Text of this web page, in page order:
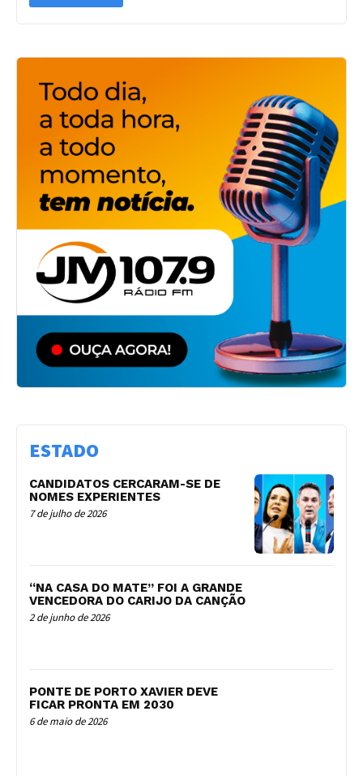
ESTADO
CANDIDATOS CERCARAM-SE DE
NOMES EXPERIENTES
7 de julho de 2026
“NA CASA DO MATE” FOI A GRANDE
VENCEDORA DO CARIJO DA CANÇÃO
2 de junho de 2026
PONTE DE PORTO XAVIER DEVE
FICAR PRONTA EM 2030
6 de maio de 2026